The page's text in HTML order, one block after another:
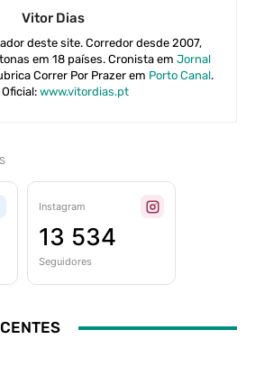
Vitor Dias
deste site. Corredor desde 2007,
em 18 países. Cronista em Jornal
Correr Por Prazer em Porto Canal.
www.vitordias.pt
Instagram
13 534
Seguidores